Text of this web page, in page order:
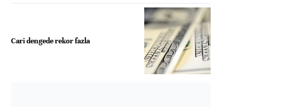
Cari dengede rekor fazla